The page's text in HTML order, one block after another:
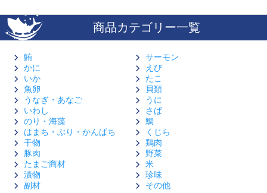
商品カテゴリー一覧
鮪
サーモン
かに
えび
いか
たこ
魚卵
貝類
うなぎ・あなご
うに
いわし
さば
のり・海藻
鯛
はまち・ぶり・かんぱち
くじら
干物
鶏肉
豚肉
野菜
たまご商材
米
漬物
珍味
副材
その他